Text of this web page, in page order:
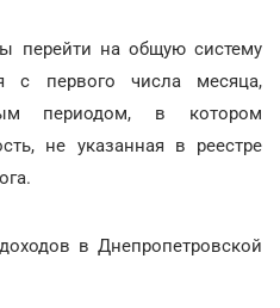
перейти на общую систему
с первого числа месяца,
периодом, в котором
не указанная в реестре
в Днепропетровской